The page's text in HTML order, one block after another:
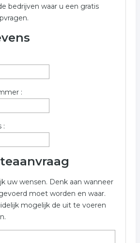
voor aannemer in de regio
formulier dan zo volledig
bedrijven zijn gelinkt aan
bedrijven waar u een gratis
:
:
uw wensen. Denk aan wanneer
moet worden en waar.
mogelijk de uit te voeren